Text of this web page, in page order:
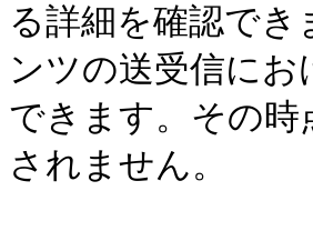
る詳細を確認で
ンツの送受信に
できます。その時
されません。